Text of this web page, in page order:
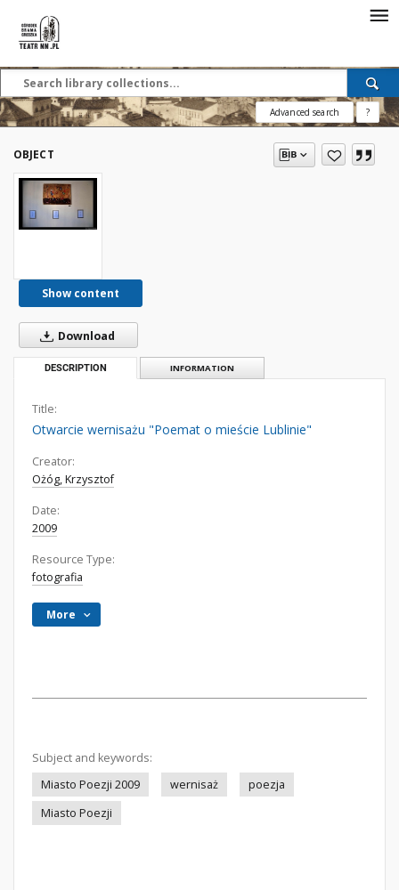
Advanced search ?
OBJECT
Show content
Download
DESCRIPTION INFORMATION
Title:
Otwarcie wernisażu "Poemat o mieście Lublinie"
Creator:
Ożóg, Krzysztof
Date:
2009
Resource Type:
fotografia
More
Subject and keywords:
Miasto Poezji 2009
wernisaż
poezja
Miasto Poezji